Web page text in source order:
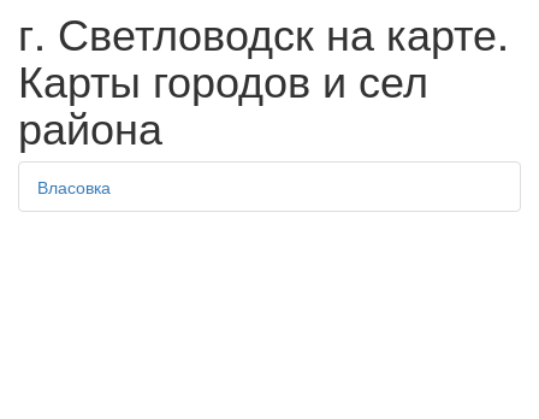
г. Светловодск на карте.
Карты городов и сел
района
Власовка